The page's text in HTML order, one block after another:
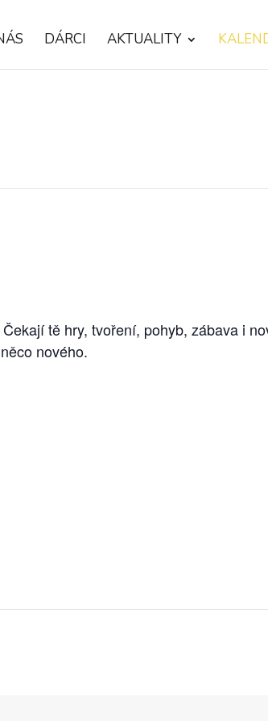
DÁRCI AKTUALITY
tě hry, tvoření, pohyb, zábava i
nového.